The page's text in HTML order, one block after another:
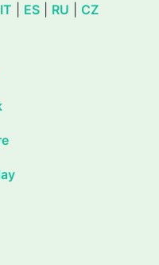
IT ES RU CZ